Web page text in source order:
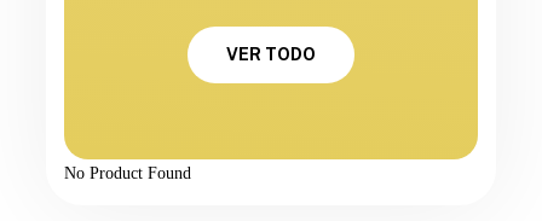
VER TODO
No Product Found